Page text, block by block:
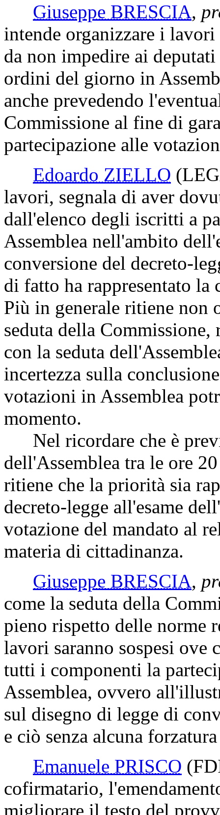
Giuseppe BRESCIA,
intende organizzare i
da non impedire ai
ordini del giorno in
anche prevedendo
Commissione al fine di
partecipazione alle
Edoardo ZIELLO
lavori, segnala di aver
dall'elenco degli iscritti a
Assemblea nell'ambito
conversione del decreto-
di fatto ha rappresentato
Più in generale ritiene non
seduta della
con la seduta
incertezza sulla
votazioni in Assemblea
momento.
Nel ricordare che è
dell'Assemblea tra le ore
ritiene che la priorità sia
decreto-legge all'esame
votazione del mandato al
materia di cittadinanza.
Giuseppe BRESCIA,
come la seduta della
pieno rispetto delle norme
lavori saranno sospesi ove
tutti i componenti la
Assemblea, ovvero
sul disegno di legge di
e ciò senza alcuna
Emanuele PRISCO
cofirmatario,
migliorare il testo del